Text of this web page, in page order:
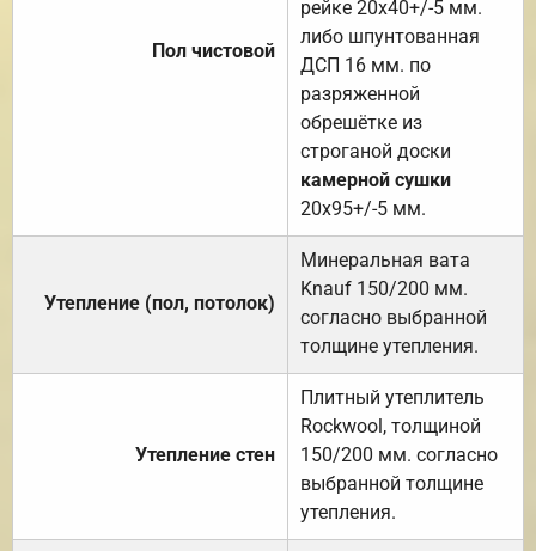
Пол чистовой
рейке 20х40+/-5 мм.
либо шпунтованная
ДСП 16 мм. по
разряженной
обрешётке из
строганой доски
камерной сушки
20х95+/-5 мм.
Утепление (пол, потолок)
Минеральная вата
Knauf 150/200 мм.
согласно выбранной
толщине утепления.
Утепление стен
Плитный утеплитель
Rockwool, толщиной
150/200 мм. согласно
выбранной толщине
утепления.